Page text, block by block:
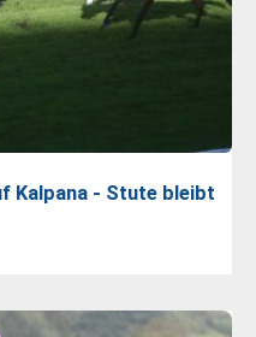
Kalpana - Stute bleibt